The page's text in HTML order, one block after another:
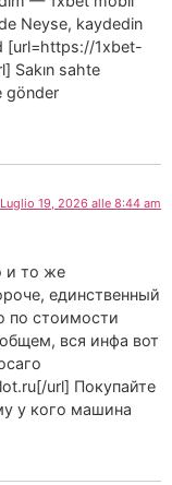
Neyse, kaydedin
[url=https://1xbet-
Sakın sahte
gönder
Luglio 19, 2026 alle 8:44 am
и то же
единственный
по стоимости
вся инфа вот
url] Покупайте
у кого машина